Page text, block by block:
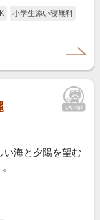
小学生添い寝無料
い海と夕陽を望む